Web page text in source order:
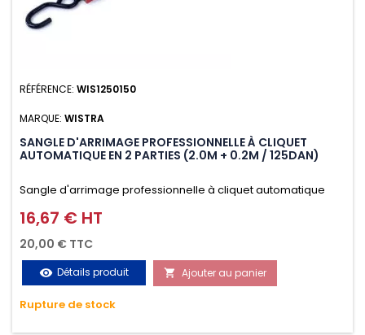
RÉFÉRENCE: WIS1250150
MARQUE: WISTRA
SANGLE D'ARRIMAGE PROFESSIONNELLE À CLIQUET
AUTOMATIQUE EN 2 PARTIES (2.0M + 0.2M / 125DAN)
Sangle d'arrimage professionnelle à cliquet automatique
avec crochet S en 2 parties (2.0M + 0.2M / 125daN), simple et
rapide d'utilisation. Permet d'arrimer et de sécuriser
vos chargements pendant le transport. Matière polyester
très résistante aux UV et aux variations de températures,
n'absorbe pas l'eau.
Prix
16,67 € HT
20,00 € TTC
visibility Détails produit  Ajouter au panier
Rupture de stock